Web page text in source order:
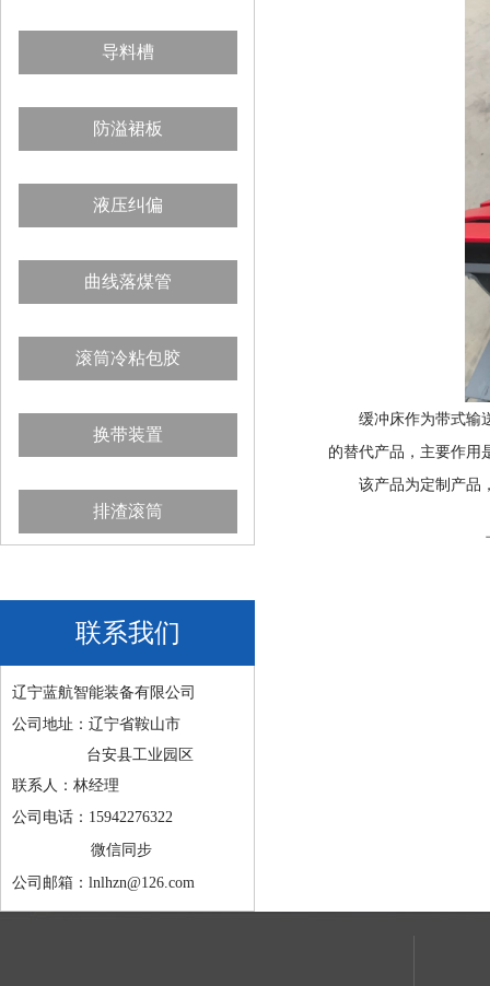
导料槽
防溢裙板
液压纠偏
曲线落煤管
滚筒冷粘包胶
换带装置
排渣滚筒
联系我们
辽宁蓝航智能装备有限公司
公司地址：辽宁省鞍山市
台安县工业园区
联系人：林经理
公司电话：15942276322
微信同步
公司邮箱：lnlhzn@126.com
缓冲床作为带式输送
的替代产品，主要作用
该产品为定制产品，